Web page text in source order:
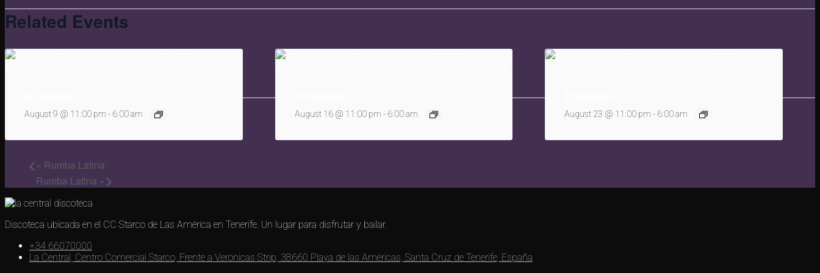
Related Events
August 9 @ 11:00 pm - 6:00 am August 16 @ 11:00 pm - 6:00 am August 23 @ 11:00 pm - 6:00 am
« Rumba Latina
Rumba Latina »
Discoteca ubicada en el CC Starco de Las América en Tenerife. Un lugar para disfrutar y bailar.
+34 66070000
La Central, Centro Comercial Starco, Frente a Veronicas Strip, 38660 Playa de las Américas, Santa Cruz de Tenerife, España